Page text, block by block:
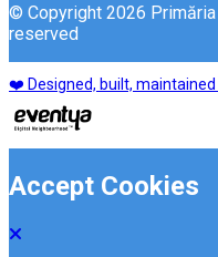
© Copyright 2026
reserved
❤️ Designed, built, maintained
Accept Cookies